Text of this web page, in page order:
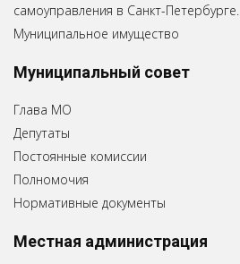
самоуправления в Санкт-Петербурге.
Муниципальное имущество
Муниципальный совет
Глава МО
Депутаты
Постоянные комиссии
Полномочия
Нормативные документы
Местная администрация